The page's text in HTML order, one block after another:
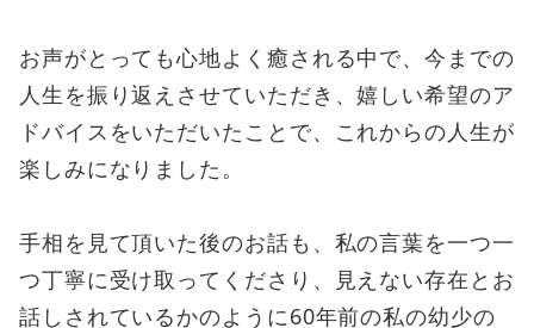
お声がとっても心地よく癒される中で、今までの
人生を振り返えさせていただき、嬉しい希望のア
ドバイスをいただいたことで、これからの人生が
楽しみになりました。
手相を見て頂いた後のお話も、私の言葉を一つ一
つ丁寧に受け取ってくださり、見えない存在とお
話しされているかのように60年前の私の幼少の